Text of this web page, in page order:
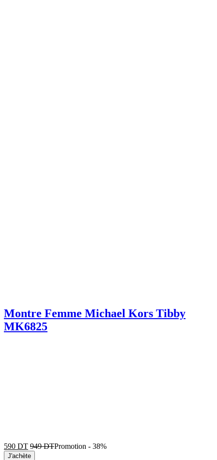
Montre Femme Michael Kors Tibby
MK6825
590 DT 949DTPromotion - 38%
J'achète